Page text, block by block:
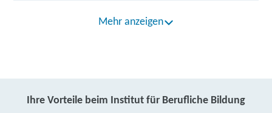
Mehr anzeigen
Ihre Vorteile beim Institut für Berufliche Bildung